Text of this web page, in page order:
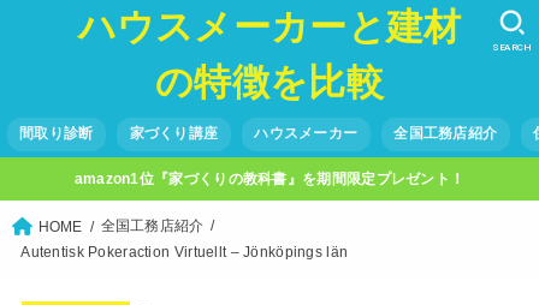
ハウスメーカーと建材
の特徴を比較
間取り診断 家づくり講座 ハウスメーカー 全国工務店紹介
SEARCH
amazon1位『家づくりの教科書』を期間限定プレゼント！
HOME
全国工務店紹介
Autentisk Pokeraction Virtuellt – Jönköpings län